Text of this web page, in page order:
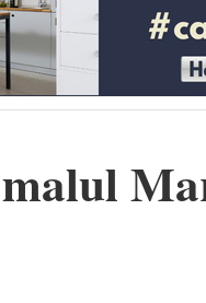
malul